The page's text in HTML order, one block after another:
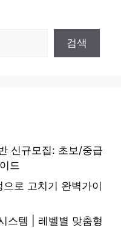
검색
신규모집: 초보/중급
드
로 고치기 완벽가이
스템 | 레벨별 맞춤형